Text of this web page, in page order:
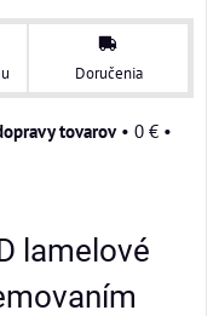
Doručenia
tovarov• 0 € •
lamelové